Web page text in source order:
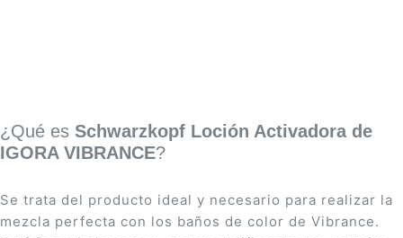
¿Qué es Schwarzkopf Loción Activadora de
IGORA VIBRANCE?
Se trata del producto ideal y necesario para realizar la
mezcla perfecta con los baños de color de Vibrance.